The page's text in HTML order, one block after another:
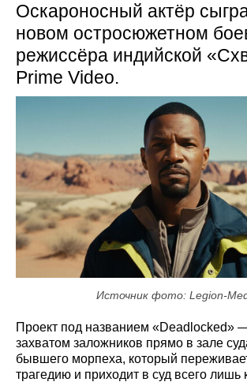
Оскароносный актёр
новом остросюжетном
режиссёра индийской
Prime Video.
Источник фото: Legion-
Проект под названием «Deadlocked»
захватом заложников прямо в зале
бывшего морпеха, который
трагедию и приходит в суд всего лишь